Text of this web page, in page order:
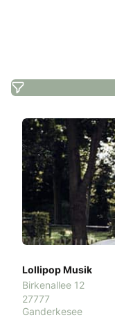
Lollipop Musik
Birkenallee 12
27777
Ganderkesee